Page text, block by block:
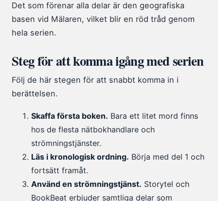
Det som förenar alla delar är den geografiska
basen vid Mälaren, vilket blir en röd tråd genom
hela serien.
Steg för att komma igång med serien
Följ de här stegen för att snabbt komma in i
berättelsen.
Skaffa första boken. Bara ett litet mord finns
hos de flesta nätbokhandlare och
strömningstjänster.
Läs i kronologisk ordning. Börja med del 1 och
fortsätt framåt.
Använd en strömningstjänst. Storytel och
BookBeat erbjuder samtliga delar som